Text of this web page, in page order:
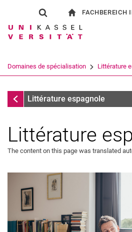
Show search form
Search term
Search
FACHBEREICH
Domaines de spécialisation Littérature
Domaines de spécialisation
Littérature espagnole
Littérature
The content on this page was translated